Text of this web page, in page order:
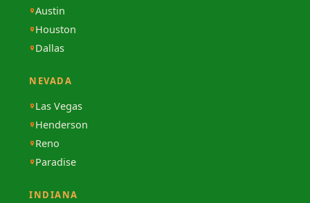
Austin
Houston
Dallas
NEVADA
Las Vegas
Henderson
Reno
Paradise
INDIANA